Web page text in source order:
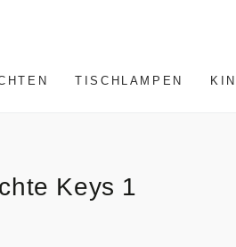
TISCHLAMPEN
Keys 1